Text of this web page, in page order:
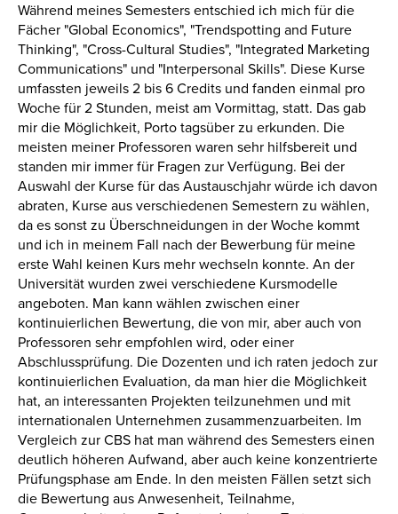
Während meines Semesters entschied ich mich für die
Fächer "Global Economics", "Trendspotting and Future
Thinking", "Cross-Cultural Studies", "Integrated Marketing
Communications" und "Interpersonal Skills". Diese Kurse
umfassten jeweils 2 bis 6 Credits und fanden einmal pro
Woche für 2 Stunden, meist am Vormittag, statt. Das gab
mir die Möglichkeit, Porto tagsüber zu erkunden. Die
meisten meiner Professoren waren sehr hilfsbereit und
standen mir immer für Fragen zur Verfügung. Bei der
Auswahl der Kurse für das Austauschjahr würde ich davon
abraten, Kurse aus verschiedenen Semestern zu wählen,
da es sonst zu Überschneidungen in der Woche kommt
und ich in meinem Fall nach der Bewerbung für meine
erste Wahl keinen Kurs mehr wechseln konnte. An der
Universität wurden zwei verschiedene Kursmodelle
angeboten. Man kann wählen zwischen einer
kontinuierlichen Bewertung, die von mir, aber auch von
Professoren sehr empfohlen wird, oder einer
Abschlussprüfung. Die Dozenten und ich raten jedoch zur
kontinuierlichen Evaluation, da man hier die Möglichkeit
hat, an interessanten Projekten teilzunehmen und mit
internationalen Unternehmen zusammenzuarbeiten. Im
Vergleich zur CBS hat man während des Semesters einen
deutlich höheren Aufwand, aber auch keine konzentrierte
Prüfungsphase am Ende. In den meisten Fällen setzt sich
die Bewertung aus Anwesenheit, Teilnahme,